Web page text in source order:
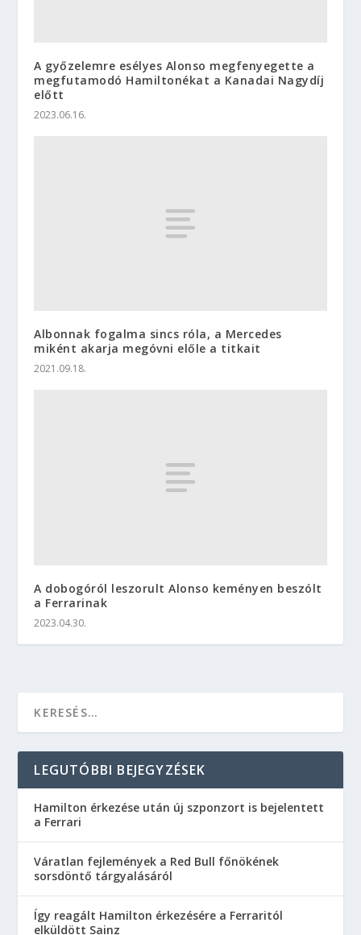
A győzelemre esélyes Alonso megfenyegette a
megfutamodó Hamiltonékat a Kanadai Nagydíj
előtt
2023.06.16.
Albonnak fogalma sincs róla, a Mercedes
miként akarja megóvni előle a titkait
2021.09.18.
A dobogóról leszorult Alonso keményen beszólt
a Ferrarinak
2023.04.30.
LEGUTÓBBI BEJEGYZÉSEK
Hamilton érkezése után új szponzort is bejelentett
a Ferrari
Váratlan fejlemények a Red Bull főnökének
sorsdöntő tárgyalásáról
Így reagált Hamilton érkezésére a Ferraritól
elküldött Sainz